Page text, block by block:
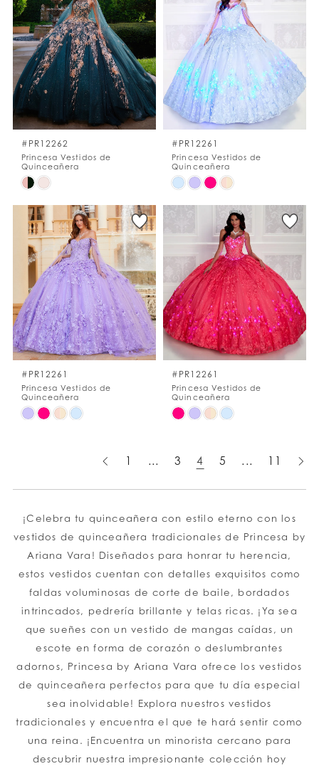
#ca98ebce47
to
end
#c6942772e2
end
#PR12262
Princesa Vestidos de
Quinceañera
Skip
List
#d1904236a6
to
end
#PR12261
Princesa Vestidos de
Quinceañera
Skip
#7b45489cc6
to
end
#PR12261
Princesa Vestidos de
Quinceañera
Skip
to
#PR12261
Princesa Vestidos de
Quinceañera
Skip
#c5e8652b59
to
1 ... 3 4 5 ... 11
¡Celebra tu quinceañera con estilo eterno con los
vestidos de quinceañera tradicionales de Princesa by
Ariana Vara! Diseñados para honrar tu herencia,
estos vestidos cuentan con detalles exquisitos como
faldas voluminosas de corte de baile, bordados
intrincados, pedrería brillante y telas ricas. ¡Ya sea
que sueñes con un vestido de mangas caídas, un
escote en forma de corazón o deslumbrantes
adornos, Princesa by Ariana Vara ofrece los vestidos
de quinceañera perfectos para que tu día especial
sea inolvidable! Explora nuestros vestidos
tradicionales y encuentra el que te hará sentir como
una reina. ¡Encuentra un minorista cercano para
descubrir nuestra impresionante colección hoy